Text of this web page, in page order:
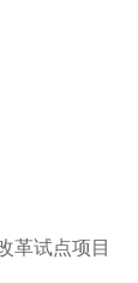
革试点项目